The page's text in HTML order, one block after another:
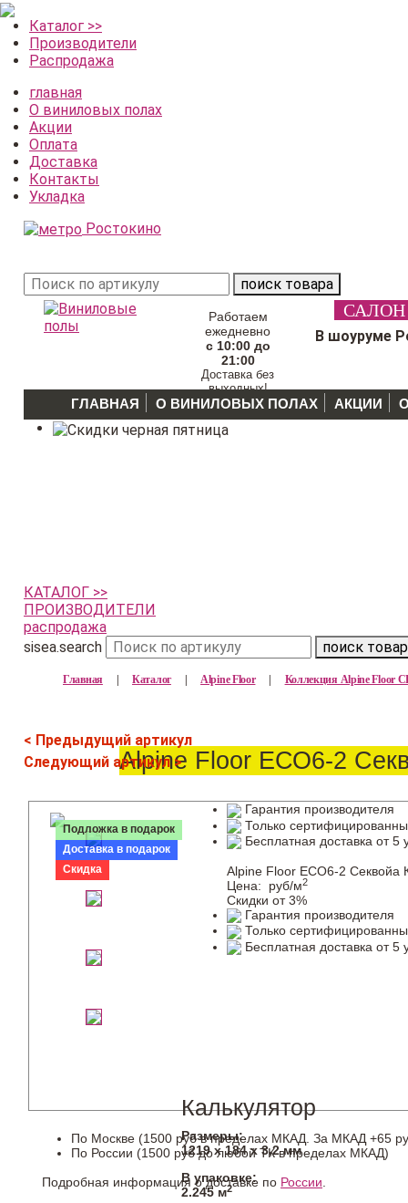
Каталог >>
Производители
Распродажа
главная
О виниловых полах
Акции
Оплата
Доставка
Контакты
Укладка
Ростокино
поиск товара
Работаем
ежедневно
с 10:00 до
21:00
Доставка без
выходных!
В шоуруме
ГЛАВНАЯ О ВИНИЛОВЫХ ПОЛАХ АКЦИИ
КАТАЛОГ >>
ПРОИЗВОДИТЕЛИ
распродажа
sisea.search
поиск
Главная Каталог Alpine Floor Коллекция Alpine Floor
< Предыдущий артикул
Следующий артикул >Alpine Floor ЕСО6-2
Подложка в подарок
Доставка в подарок
Скидка
Гарантия производителя
Только
Бесплатная доставка от 5
Alpine Floor ЕСО6-2 Секвойа
Цена:
руб/м2
Скидки от 3%
Гарантия производителя
Только
Бесплатная доставка от 5
Калькулятор
Размеры:
1219 х 184 х 3,2 мм
В упаковке:
2.245 м2
По Москве (1500 руб в пределах МКАД. За МКАД +65
По России (1500 руб до любой ТК в пределах МКАД)
Подробная информация о доставке по России.